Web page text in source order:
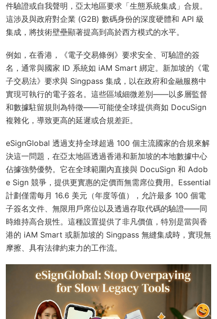
件驗證或自我聲明，亞太地區要求「生態系統集成」合規。
這涉及與政府對企業 (G2B) 數碼身份的深度硬體和 API 級
集成，將技術壁壘顯著提高到高於西方模式的水平。
例如，在香港，《電子交易條例》要求安全、可驗證的簽
名，通常與國家 ID 系統如 iAM Smart 綁定。新加坡的《電
子交易法》要求與 Singpass 集成，以在政府和金融服務中
實現可執行的電子簽名。這些區域細微差別——以多層監督
和數據駐留規則為特徵——可能使全球提供商如 DocuSign
複雜化，導致更高的延遲或合規差距。
eSignGlobal 透過支持全球超過 100 個主流國家的合規來解
決這一問題，在亞太地區透過香港和新加坡的本地數據中心
佔據強勢優勢。它在全球範圍內直接與 DocuSign 和 Adob
e Sign 競爭，提供更實惠的定價而無需席位費用。Essential
計劃僅需每月 16.6 美元（年度等值），允許最多 100 個電
子簽名文件、無限用戶席位以及透過存取代碼的驗證——同
時維持高合規性。這種設置提供了非凡價值，特別是當與香
港的 iAM Smart 或新加坡的 Singpass 無縫集成時，實現無
摩擦、具有法律約束力的工作流。